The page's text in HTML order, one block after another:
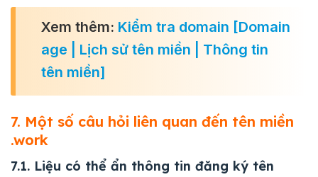
Xem thêm: Kiểm tra domain [Domain
age | Lịch sử tên miền | Thông tin
tên miền]
7. Một số câu hỏi liên quan đến tên miền
.work
7.1. Liệu có thể ẩn thông tin đăng ký tên